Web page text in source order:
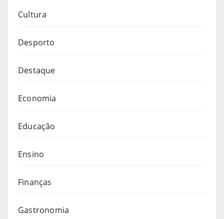
Cultura
Desporto
Destaque
Economia
Educação
Ensino
Finanças
Gastronomia